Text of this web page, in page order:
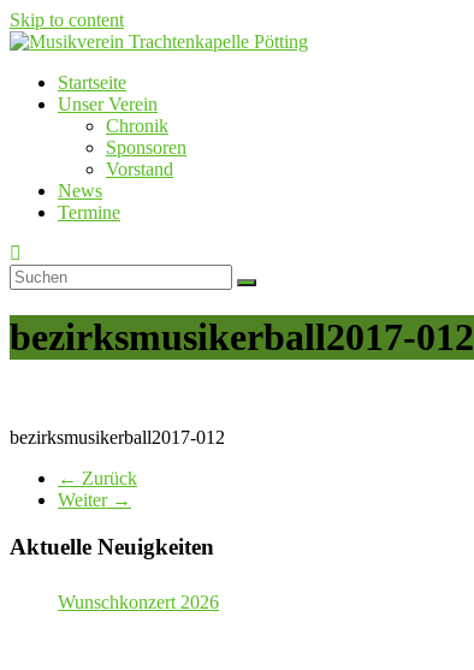
Skip to content
Musikverein Trachtenkapelle Pötting
Startseite
Unser Verein
Chronik
Sponsoren
Vorstand
News
Termine
bezirksmusikerball2017-012
bezirksmusikerball2017-012
← Zurück
Weiter →
Aktuelle Neuigkeiten
Wunschkonzert 2026